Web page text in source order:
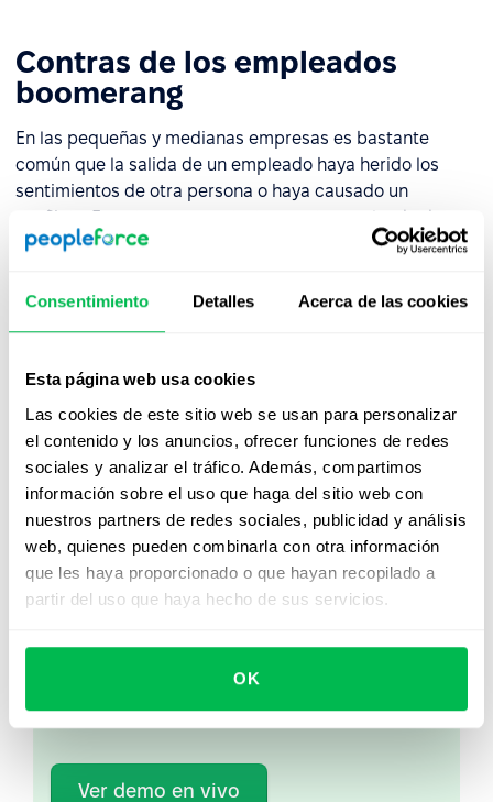
Consentimiento Detalles Acerca de las cookies
Esta página web usa cookies
Las cookies de este sitio web se usan para personalizar
el contenido y los anuncios, ofrecer funciones de redes
sociales y analizar el tráfico. Además, compartimos
información sobre el uso que haga del sitio web con
nuestros partners de redes sociales, publicidad y análisis
web, quienes pueden combinarla con otra información
que les haya proporcionado o que hayan recopilado a
partir del uso que haya hecho de sus servicios.
OK
Contras de los empleados
boomerang
En las pequeñas y medianas empresas es bastante
común que la salida de un empleado haya herido los
sentimientos de otra persona o haya causado un
conflicto. En este caso, contratar a este empleado de
nuevo no sería nada razonable.
regular de empleados bumerán podría crear un hábito
bastante facilidad. Lo más probable es que esta política
no sea bien recibida por ninguna empresa.
Mirá PeopleForce en
acción
los equipos a automatizar procesos y ahorrar
hasta 80 horas al mes.
Ver demo en vivo